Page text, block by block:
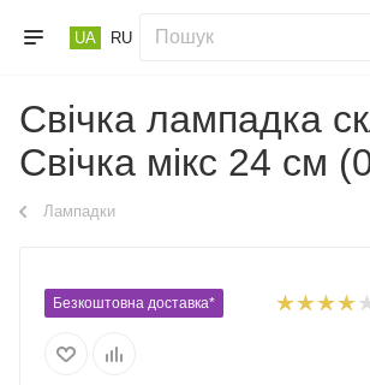
UA RU
Свічка лампадка
Свічка мікс 24 см
Лампадки
Безкоштовна доставка*